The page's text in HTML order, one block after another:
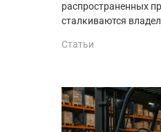
распространенных
сталкиваются
Статьи